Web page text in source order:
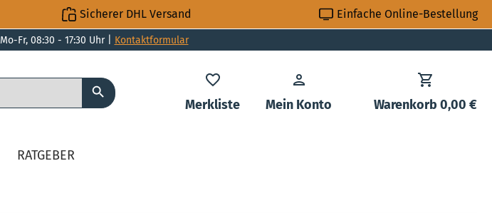
Sicherer DHL Versand Einfache Online-Bestellung
Mo-Fr, 08:30 - 17:30 Uhr | Kontaktformular
MerklisteDu hast 0 Produkte auf dem Merkzettel
Mein Konto Warenkorb 0,00 €
RATGEBER